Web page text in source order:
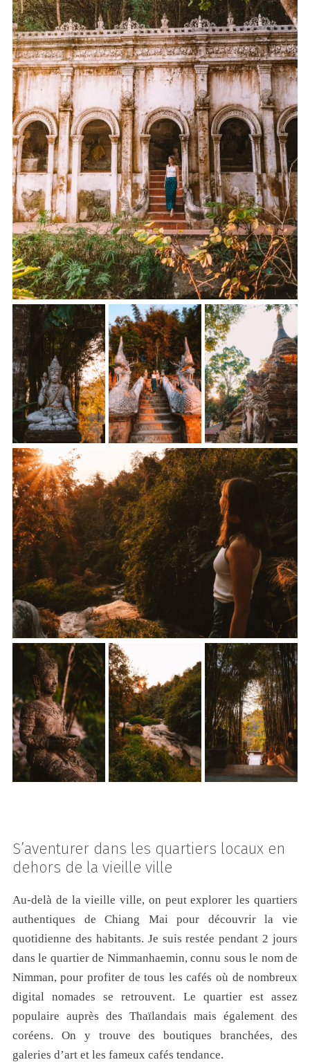
S’aventurer dans les quartiers locaux en
dehors de la vieille ville
Au-delà de la vieille ville, on peut explorer les quartiers
authentiques de Chiang Mai pour découvrir la vie
quotidienne des habitants. Je suis restée pendant 2 jours
dans le quartier de Nimmanhaemin, connu sous le nom de
Nimman, pour profiter de tous les cafés où de nombreux
digital nomades se retrouvent. Le quartier est assez
populaire auprès des Thaïlandais mais également des
coréens. On y trouve des boutiques branchées, des
galeries d’art et les fameux cafés tendance.